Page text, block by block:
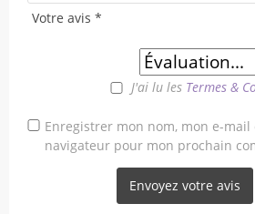
Votre avis *
J'ai lu les Termes &
Enregistrer mon nom, mon e-
navigateur pour mon prochain